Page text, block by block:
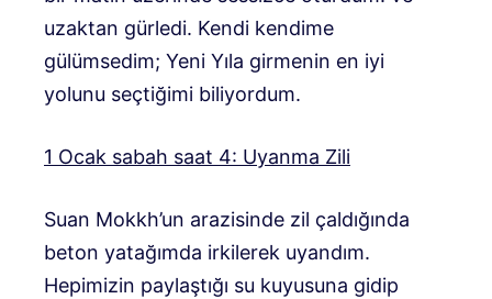
uzaktan gürledi. Kendi kendime
gülümsedim; Yeni Yıla girmenin en iyi
yolunu seçtiğimi biliyordum.
1 Ocak sabah saat 4: Uyanma Zili
Suan Mokkh’un arazisinde zil çaldığında
beton yatağımda irkilerek uyandım.
Hepimizin paylaştığı su kuyusuna gidip